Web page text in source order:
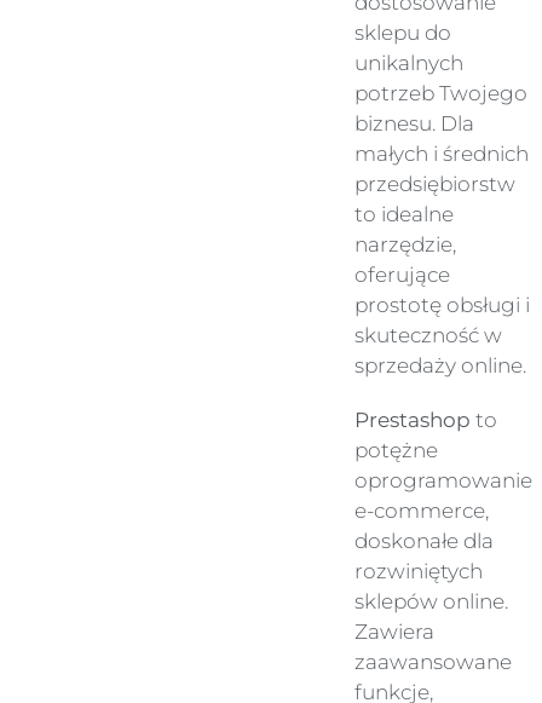
sklepu do
unikalnych
potrzeb Twojego
biznesu. Dla
małych i średnich
przedsiębiorstw
to idealne
narzędzie,
oferujące
prostotę obsługi i
skuteczność w
sprzedaży online.
Prestashop to
potężne
oprogramowanie
e-commerce,
doskonałe dla
rozwiniętych
sklepów online.
Zawiera
zaawansowane
funkcje,